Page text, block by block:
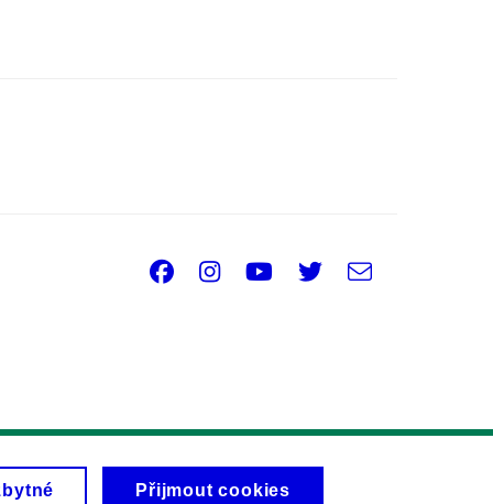
Facebook
Instagram
Youtube
Twitter
e-
Přijmout cookies